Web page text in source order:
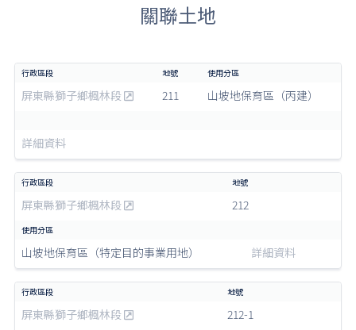
關聯土地
屏東縣獅子鄉楓林段 211 山坡地保育區（丙建）
詳細資料
屏東縣獅子鄉楓林段 212
山坡地保育區（特定目的事業用地） 詳細資料
屏東縣獅子鄉楓林段 212-1